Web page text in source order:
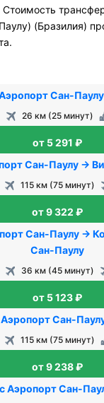
Стоимость
(Бразилия)
Сан-
26 км (25 минут)
от 5 291 ₽
Сан-Паулу →
115 км (75 минут)
от 9 322 ₽
Сан-Паулу →
Сан-Паулу
36 км (45 минут)
от 5 123 ₽
Аэропорт Сан-
115 км (75 минут)
от 9 238 ₽
Аэропорт Сан-